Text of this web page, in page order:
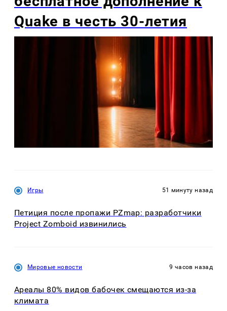
Quake в честь 30-летия
Игры 51 минуту назад
Петиция после пропажи PZmap: разработчики
Project Zomboid извинились
Мировые новости 9 часов назад
Ареалы 80% видов бабочек смещаются из-за
климата